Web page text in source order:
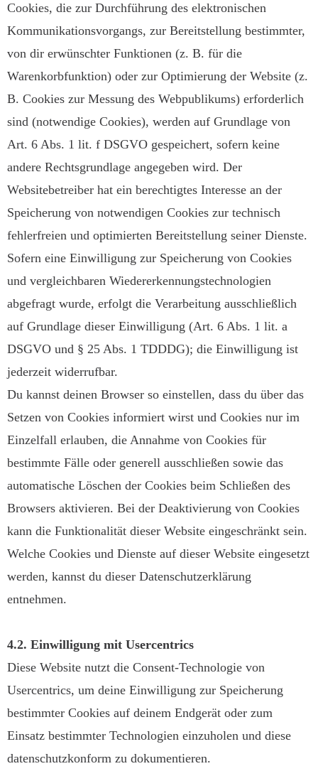
Cookies, die zur Durchführung des elektronischen
Kommunikationsvorgangs, zur Bereitstellung bestimmter,
von dir erwünschter Funktionen (z. B. für die
Warenkorbfunktion) oder zur Optimierung der Website (z.
B. Cookies zur Messung des Webpublikums) erforderlich
sind (notwendige Cookies), werden auf Grundlage von
Art. 6 Abs. 1 lit. f DSGVO gespeichert, sofern keine
andere Rechtsgrundlage angegeben wird. Der
Websitebetreiber hat ein berechtigtes Interesse an der
Speicherung von notwendigen Cookies zur technisch
fehlerfreien und optimierten Bereitstellung seiner Dienste.
Sofern eine Einwilligung zur Speicherung von Cookies
und vergleichbaren Wiedererkennungstechnologien
abgefragt wurde, erfolgt die Verarbeitung ausschließlich
auf Grundlage dieser Einwilligung (Art. 6 Abs. 1 lit. a
DSGVO und § 25 Abs. 1 TDDDG); die Einwilligung ist
jederzeit widerrufbar.
Du kannst deinen Browser so einstellen, dass du über das
Setzen von Cookies informiert wirst und Cookies nur im
Einzelfall erlauben, die Annahme von Cookies für
bestimmte Fälle oder generell ausschließen sowie das
automatische Löschen der Cookies beim Schließen des
Browsers aktivieren. Bei der Deaktivierung von Cookies
kann die Funktionalität dieser Website eingeschränkt sein.
Welche Cookies und Dienste auf dieser Website eingesetzt
werden, kannst du dieser Datenschutzerklärung
entnehmen.
4.2. Einwilligung mit Usercentrics
Diese Website nutzt die Consent-Technologie von
Usercentrics, um deine Einwilligung zur Speicherung
bestimmter Cookies auf deinem Endgerät oder zum
Einsatz bestimmter Technologien einzuholen und diese
datenschutzkonform zu dokumentieren.